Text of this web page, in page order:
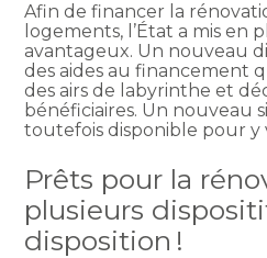
Afin de financer la
logements, l’État a mis en
avantageux. Un nouveau
des aides au financement
des airs de labyrinthe et
bénéficiaires. Un nouveau
toutefois disponible pour
Prêts pour la
plusieurs
disposition !